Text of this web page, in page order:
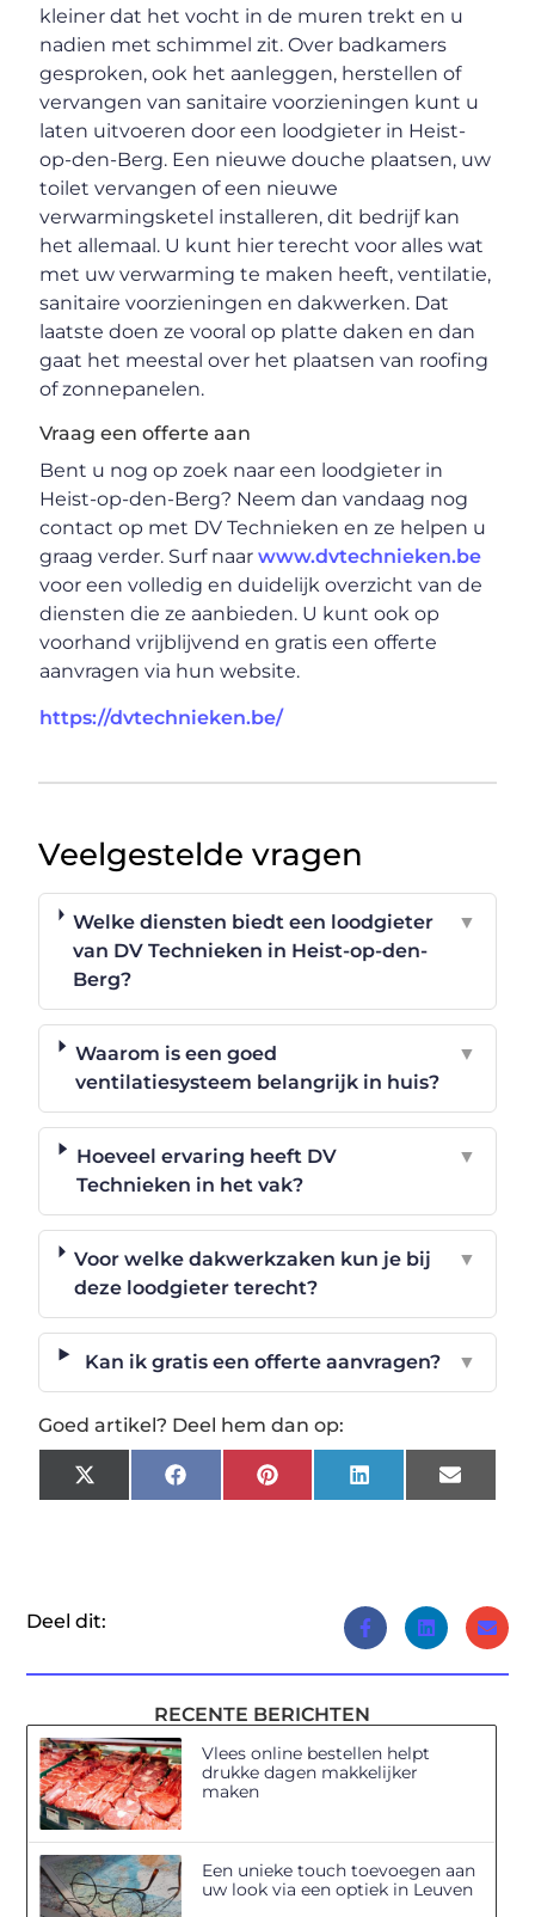
kleiner dat het vocht in de muren trekt en u
nadien met schimmel zit. Over badkamers
gesproken, ook het aanleggen, herstellen of
vervangen van sanitaire voorzieningen kunt u
laten uitvoeren door een loodgieter in Heist-
op-den-Berg. Een nieuwe douche plaatsen, uw
toilet vervangen of een nieuwe
verwarmingsketel installeren, dit bedrijf kan
het allemaal. U kunt hier terecht voor alles wat
met uw verwarming te maken heeft, ventilatie,
sanitaire voorzieningen en dakwerken. Dat
laatste doen ze vooral op platte daken en dan
gaat het meestal over het plaatsen van roofing
of zonnepanelen.
Vraag een offerte aan
Bent u nog op zoek naar een loodgieter in
Heist-op-den-Berg? Neem dan vandaag nog
contact op met DV Technieken en ze helpen u
graag verder. Surf naarwww.dvtechnieken.be
voor een volledig en duidelijk overzicht van de
diensten die ze aanbieden. U kunt ook op
voorhand vrijblijvend en gratis een offerte
aanvragen via hun website.
https://dvtechnieken.be/
Veelgestelde vragen
Welke diensten biedt een loodgieter
van DV Technieken in Heist-op-den-
Berg?
▼
Waarom is een goed
ventilatiesysteem belangrijk in huis?
▼
Hoeveel ervaring heeft DV
Technieken in het vak?
▼
Voor welke dakwerkzaken kun je bij
deze loodgieter terecht?
▼
Kan ik gratis een offerte aanvragen? ▼
Goed artikel? Deel hem dan op:
X
(Twitter)
FacebookPinterestLinkedInEmail
Deel dit:
RECENTE BERICHTEN
Vlees online bestellen helpt
drukke dagen makkelijker
maken
Een unieke touch toevoegen aan
uw look via een optiek in Leuven